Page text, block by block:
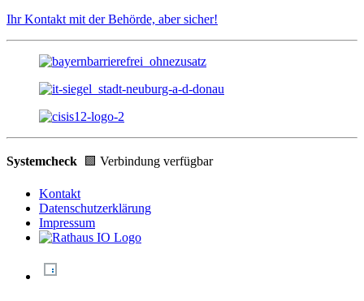
Ihr Kontakt mit der Behörde, aber sicher!
Systemcheck 🟩 Verbindung verfügbar
Kontakt
Datenschutzerklärung
Impressum